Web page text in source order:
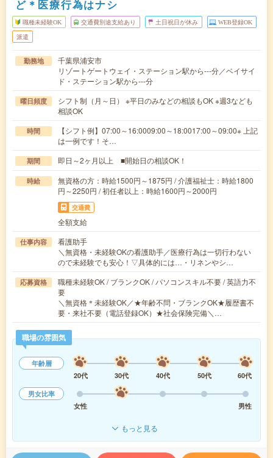
ど＊医療行為はナシ
職種未経験OK 交通費別途支給あり 土日祝日が休み WEB登録OK
派遣
勤務地
千葉県浦安市
リゾートゲートウェイ・ステーション駅から---分／ベイサイ
ド・ステーション駅から---分
曜日頻度
シフト制（月～日） ※平日のみなどの相談もOK ※週3なども
相談OK
時間
【シフト例】07:00～16:0009:00～18:0017:00～09:00※ 上記
は一例です！そ…
期間 即日～2ヶ月以上 ■開始日の相談OK！
時給
無資格の方：時給1500円～1875円 / 介護福祉士：時給1800
円～2250円 / 初任者以上：時給1600円～2000円
交通費
全額支給
仕事内容
看護助手
＼無資格・未経験OKの看護助手／医療行為は一切行わない
ので未経験でも安心！▽具体的には…・リネンやシ…
応募資格
職種未経験OK / ブランクOK / パソコンスキル不要 / 英語力不
要
＼無資格＊未経験OK／★年齢不問・ブランクOK★履歴書不
要・来社不要（電話登録OK）★社会保険完備＼…
職場の雰囲気
年齢層
20代
30代 40代 50代
60代
男女比率
女性
男性
もっと見る